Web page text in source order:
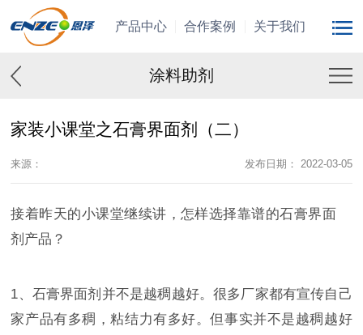
产品中心 合作案例 关于我们
涂料助剂
家装小课堂之石膏界面剂（二）
来源： 发布日期： 2022-03-05
接着昨天的小课堂继续讲，怎样选择靠谱的石膏界面
剂产品？
1、 石膏界面剂并不是越稠越好。很多厂家都有宣传自己
家产品有多稠，粘结力有多好。但事实并不是越稠越好